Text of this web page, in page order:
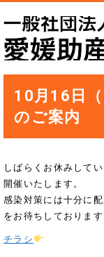
10月16日
のご案内
しばらくお休みして
開催いたします。
感染対策には十分に
をお待ちしております
チラシ